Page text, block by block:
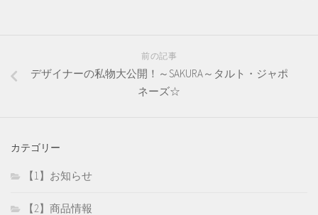
前の記事
デザイナーの私物大公開！～SAKURA～タルト・ジャポ
ネーズ☆
カテゴリー
【1】お知らせ
【2】商品情報